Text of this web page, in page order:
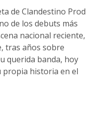
de Clandestino Prod
de los debuts más
nacional reciente,
tras años sobre
querida banda, hoy
propia historia en el